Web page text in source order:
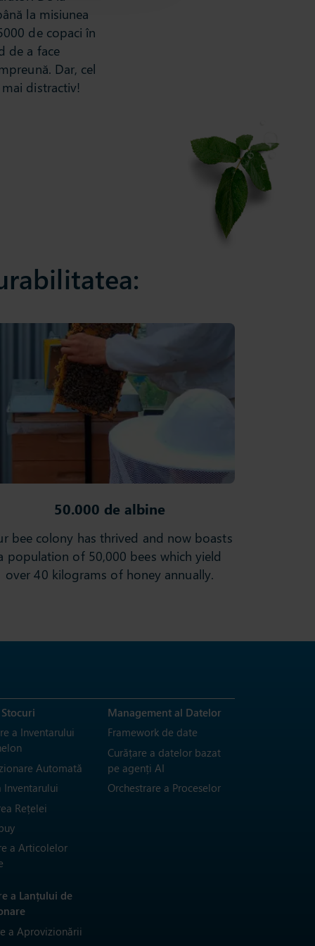
la misiunea
de copaci în
de a face
Dar, cel
distractiv!
50.000 de albine
bee colony has thrived and now boasts
population of 50,000 bees which yield
over 40 kilograms of honey annually.
a Inventarului
Automată
Inventarului
Rețelei
a Articolelor
a Lanțului de
a Aprovizionării
Management al Datelor
Framework de date
Curățare a datelor bazat
pe agenți AI
Orchestrare a Proceselor